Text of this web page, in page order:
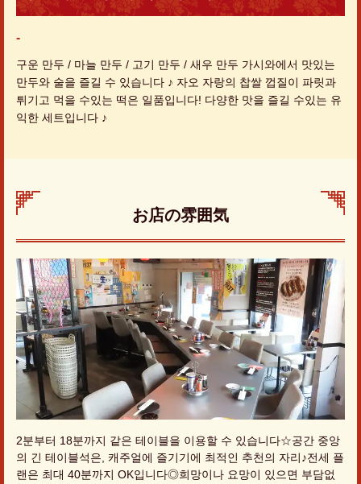
-
구운 만두 / 마늘 만두 / 고기 만두 / 새우 만두 가시와에서 맛있는
만두와 술을 즐길 수 있습니다 ♪ 자오 자랑의 찹쌀 껍질이 파릿과
튀기고 먹을 수있는 떡은 일품입니다! 다양한 맛을 즐길 수있는 유
익한 세트입니다 ♪
お店の雰囲気
2분부터 18분까지 같은 테이블을 이용할 수 있습니다☆공간 중앙
의 긴 테이블석은, 캐주얼에 즐기기에 최적인 추천의 자리♪전세 플
랜은 최대 40분까지 OK입니다◎희망이나 요망이 있으면 부담없